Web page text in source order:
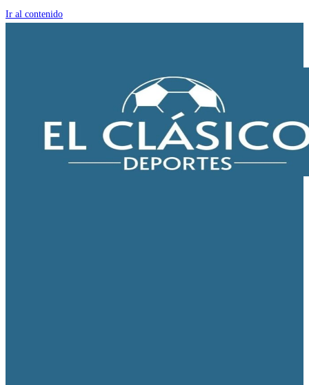
Ir al contenido